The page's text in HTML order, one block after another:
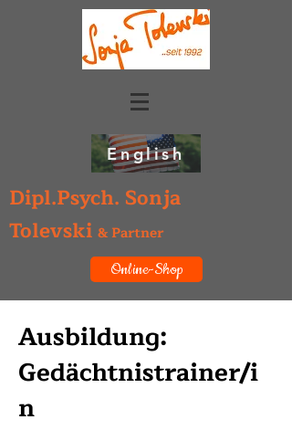
English
Dipl.Psych. Sonja
Tolevski & Partner
Online-Shop
Ausbildung:
Gedächtnistrainer/i
n